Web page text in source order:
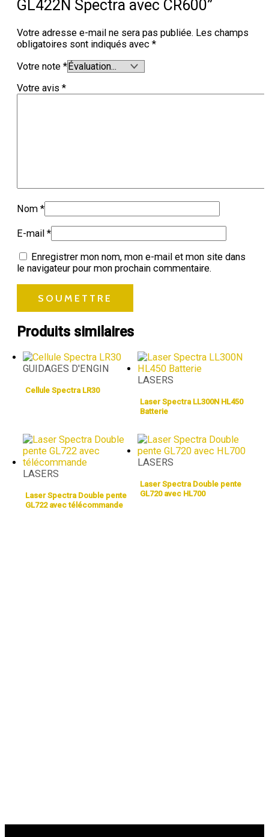
GL422N Spectra avec CR600”
Votre adresse e-mail ne sera pas publiée. Les champs
obligatoires sont indiqués avec *
Votre note *
Votre avis *
Nom *
E-mail *
Enregistrer mon nom, mon e-mail et mon site dans
le navigateur pour mon prochain commentaire.
Produits similaires
GUIDAGES D'ENGIN
Cellule Spectra LR30
LASERS
Laser Spectra LL300N HL450
Batterie
LASERS
Laser Spectra Double pente
GL722 avec télécommande
LASERS
Laser Spectra Double pente
GL720 avec HL700